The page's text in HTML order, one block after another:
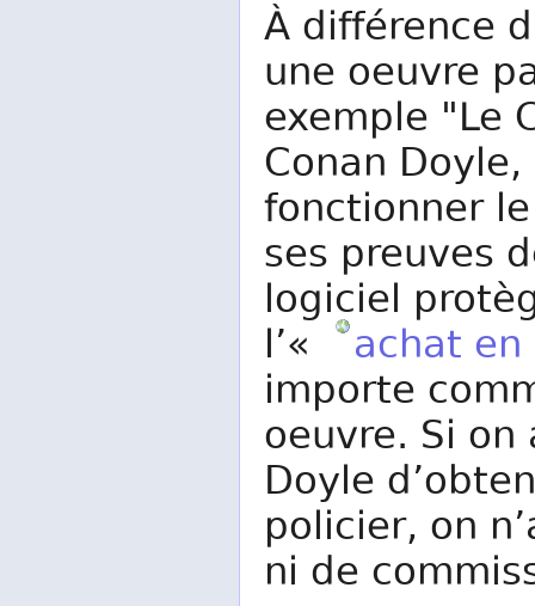
À différence
une oeuvre
exemple "Le
Conan
fonctionner
ses preuves
logiciel
l’« achat
importe
oeuvre. Si
Doyle
policier, on
ni de